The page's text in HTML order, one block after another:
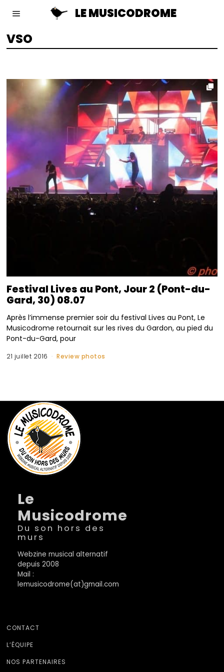
LE MUSICODROME
VSO
Festival Lives au Pont, Jour 2 (Pont-du-
Gard, 30) 08.07
Après l’immense premier soir du festival Lives au Pont, Le
Musicodrome retournait sur les rives du Gardon, au pied du
Pont-du-Gard, pour
21 juillet 2016 Review photos
Le
Musicodrome
Du son hors des
murs
Webzine musical alternatif
depuis 2008
Mail :
lemusicodrome(at)gmail.com
CONTACT
L’ÉQUIPE
NOS PARTENAIRES